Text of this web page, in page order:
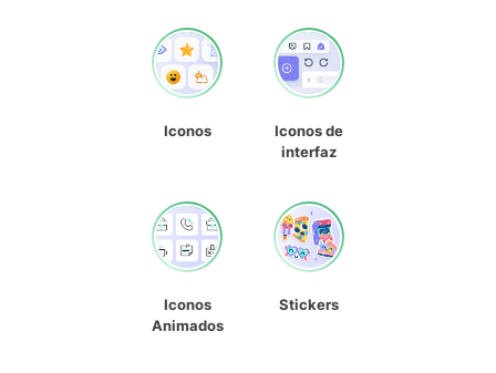
Iconos
Iconos de
interfaz
Iconos
Animados
Stickers